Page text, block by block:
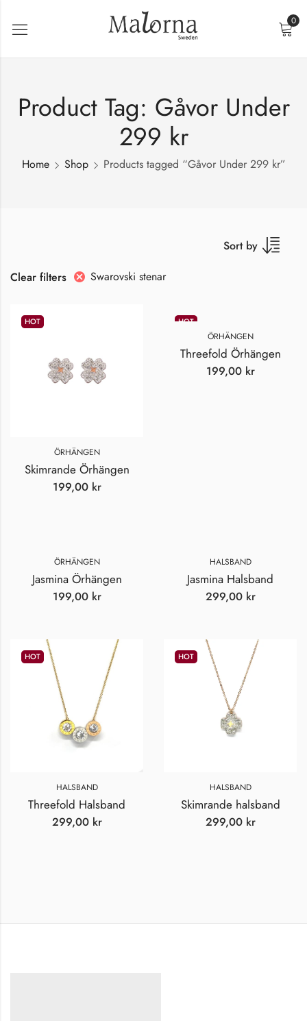
0
Product Tag: Gåvor Under
299 kr
Home Shop Products tagged “Gåvor Under 299 kr”
Sort by
Clear filters
Swarovski stenar
HOT
ÖRHÄNGEN
Skimrande Örhängen
199,00 kr
HOT
ÖRHÄNGEN
Threefold Örhängen
199,00 kr
ÖRHÄNGEN
Jasmina Örhängen
199,00 kr
HALSBAND
Jasmina Halsband
299,00 kr
HOT
HALSBAND
Threefold Halsband
299,00 kr
HOT
HALSBAND
Skimrande halsband
299,00 kr